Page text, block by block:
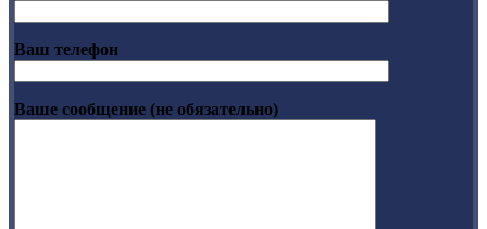
Ваш телефон
Ваше сообщение (не обязательно)